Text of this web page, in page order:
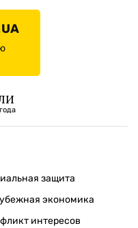
защита
экономика
интересов